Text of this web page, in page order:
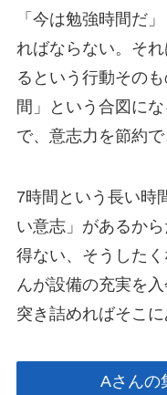
「今は勉強時間だ
ればならない。そ
るという行動その
間」という合図に
で、意志力を節約で
7時間という長い時
い意志」があるか
得ない、そうした
んが設備の充実を
突き詰めればそこに
Aさんの